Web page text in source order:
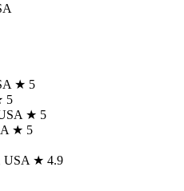
★ 5
5
★ 5
★ 5
USA ★ 4.9